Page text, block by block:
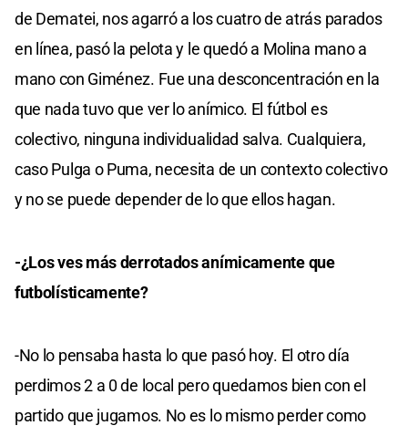
de Dematei, nos agarró a los cuatro de atrás parados
en línea, pasó la pelota y le quedó a Molina mano a
mano con Giménez. Fue una desconcentración en la
que nada tuvo que ver lo anímico. El fútbol es
colectivo, ninguna individualidad salva. Cualquiera,
caso Pulga o Puma, necesita de un contexto colectivo
y no se puede depender de lo que ellos hagan.
-¿Los ves más derrotados anímicamente que
futbolísticamente?
-No lo pensaba hasta lo que pasó hoy. El otro día
perdimos 2 a 0 de local pero quedamos bien con el
partido que jugamos. No es lo mismo perder como